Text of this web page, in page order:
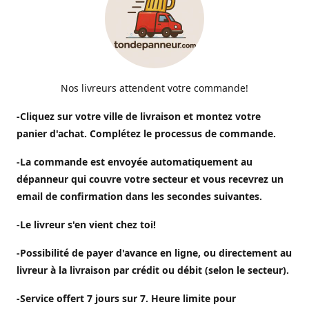
Nos livreurs attendent votre commande!
-Cliquez sur votre ville de livraison et montez votre
panier d'achat. Complétez le processus de commande.
-La commande est envoyée automatiquement au
dépanneur qui couvre votre secteur et vous recevrez un
email de confirmation dans les secondes suivantes.
-Le livreur s'en vient chez toi!
-Possibilité de payer d'avance en ligne, ou directement au
livreur à la livraison par crédit ou débit (selon le secteur).
-Service offert 7 jours sur 7. Heure limite pour